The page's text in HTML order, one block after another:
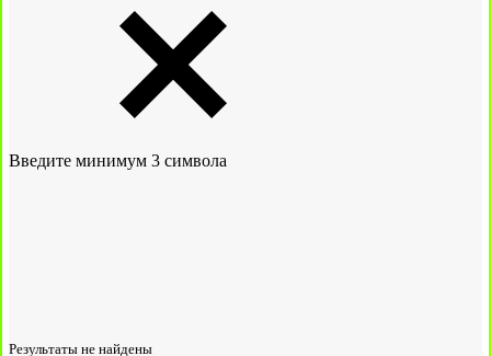
Введите минимум 3 символа
Результаты не найдены